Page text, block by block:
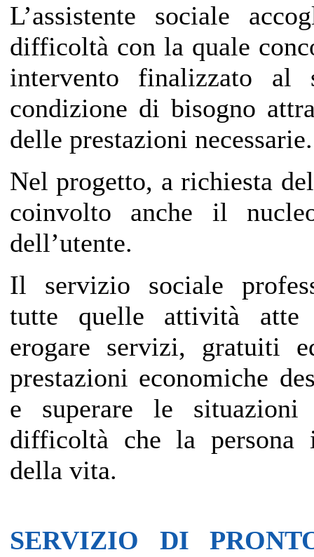
L’assistente sociale
difficoltà con la quale
intervento finalizzato al
condizione di bisogno
delle prestazioni necessarie.
Nel progetto, a richiesta
coinvolto anche il
dell’utente.
Il servizio sociale
tutte quelle attività atte
erogare servizi, gratuiti
prestazioni economiche
e superare le
difficoltà che la persona
della vita.
SERVIZIO DI